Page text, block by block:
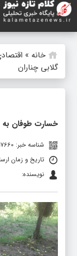
خانه »
گلابی چناران
خسارت طوفان به
شناسه خبر: 17660
تاریخ و زمان ارسال: 11 مرداد 1400
نویسنده: